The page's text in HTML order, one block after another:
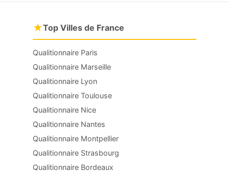
★Top Villes de France
Qualitionnaire Paris
Qualitionnaire Marseille
Qualitionnaire Lyon
Qualitionnaire Toulouse
Qualitionnaire Nice
Qualitionnaire Nantes
Qualitionnaire Montpellier
Qualitionnaire Strasbourg
Qualitionnaire Bordeaux